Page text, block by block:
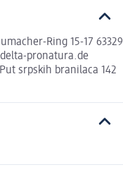
Ring 15-17 63329
pronatura.de
srpskih branilaca 142